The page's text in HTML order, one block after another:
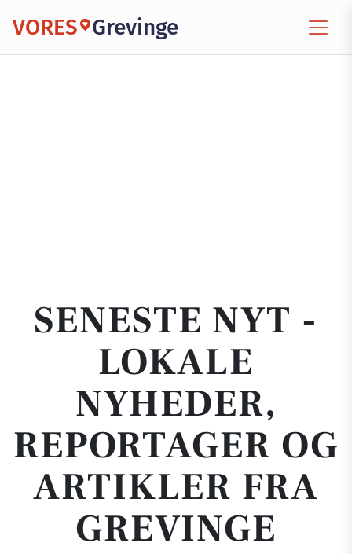
VORES Grevinge
SENESTE NYT -
LOKALE
NYHEDER,
REPORTAGER OG
ARTIKLER FRA
GREVINGE